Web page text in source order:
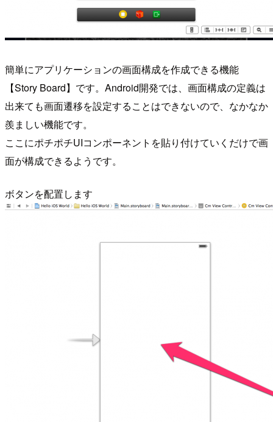
簡単にアプリケーションの画面構成を作成できる機能
【Story Board】です。Android開発では、画面構成の定義は
出来ても画面遷移を設定することはできないので、なかなか
羨ましい機能です。
ここにポチポチUIコンポーネントを貼り付けていくだけで画
面が構成できるようです。
ボタンを配置します